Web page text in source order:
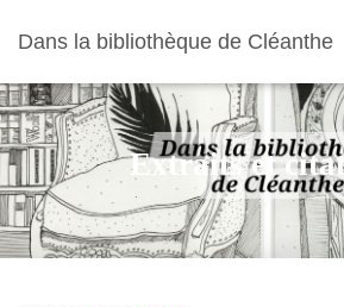
Dans la bibliothèque de Cléanthe
Extraits et